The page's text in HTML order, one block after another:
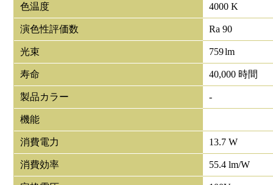
色温度 4000 K
演色性評価数 Ra 90
光束 759lm
寿命 40,000 時間
製品カラー -
機能
消費電力 13.7 W
消費効率 55.4 lm/W